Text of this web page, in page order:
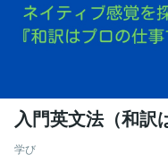
入門英文法（和訳
学び